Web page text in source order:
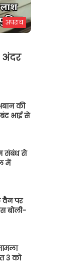
अपराध
अंदर
की
भाई से
संबंध से
में
वैन पर
बोली-
3 को